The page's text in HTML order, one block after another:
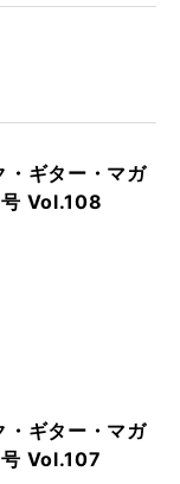
・ギター・マガ
Vol.108
・ギター・マガ
Vol.107